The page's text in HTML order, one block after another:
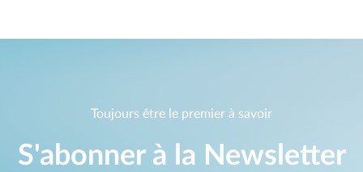
Toujours être le premier à savoir
S'abonner à la Newsletter